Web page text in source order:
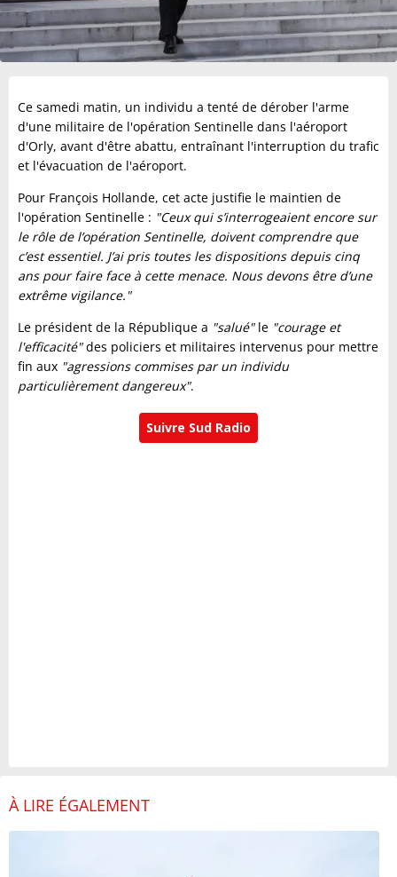
Ce samedi matin, un individu a tenté de dérober l'arme
d'une militaire de l'opération Sentinelle dans l'aéroport
d'Orly, avant d'être abattu, entraînant l'interruption du trafic
et l'évacuation de l'aéroport.
Pour François Hollande, cet acte justifie le maintien de
l'opération Sentinelle : "Ceux qui s’interrogeaient encore sur
le rôle de l’opération Sentinelle, doivent comprendre que
c’est essentiel. J’ai pris toutes les dispositions depuis cinq
ans pour faire face à cette menace. Nous devons être d’une
extrême vigilance."
Le président de la République a "salué"le "courage et
l'efficacité"des policiers et militaires intervenus pour mettre
fin aux "agressions commises par un individu
particulièrement dangereux".
Suivre Sud Radio
À LIRE ÉGALEMENT